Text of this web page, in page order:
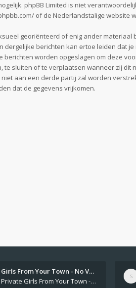
phpBB Limited is niet
of de Nederlandstalige website
georiënteerd of enig ander materiaal
berichten kan ertoe leiden dat
worden opgeslagen om deze
sluiten of te verplaatsen wanneer zij dit
aan een derde partij zal worden
dat de gegevens vrijkomen.
Girls From Your Town - No Ver…
Private Girls From Your Town - No Selfie - Anonymous Casual Dating https://PrivateLadyEscorts.com Private Lady In